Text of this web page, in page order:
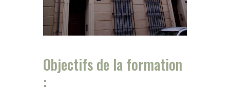
Objectifs de la formation
: